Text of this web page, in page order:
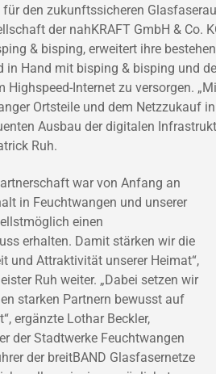
den zukunftssicheren
der nahKRAFT GmbH & Co.
& bisping, erweitert ihre
in Hand mit bisping & bisping und
Highspeed-Internet zu versorgen.
Ortsteile und dem Netzzukauf
Ausbau der digitalen
Ruh.
war von Anfang an
in Feuchtwangen und unserer
einen
erhalten. Damit stärken wir die
und Attraktivität unserer Heimat“,
Ruh weiter. „Dabei setzen wir
starken Partnern bewusst auf
ergänzte Lothar Beckler,
der Stadtwerke Feuchtwangen
der breitBAND Glasfasernetze